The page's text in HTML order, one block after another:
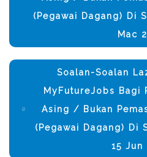
(Pegawai Dagang) Di
Mac
Soalan-Soalan
MyFutureJobs Bagi
Asing / Bukan
(Pegawai Dagang) Di
15 Jun